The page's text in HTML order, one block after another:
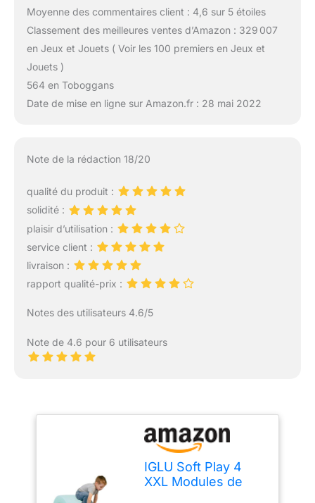
Moyenne des commentaires client : 4,6 sur 5 étoiles
Classement des meilleures ventes d’Amazon : 329 007
en Jeux et Jouets ( Voir les 100 premiers en Jeux et
Jouets )
564 en Toboggans
Date de mise en ligne sur Amazon.fr : 28 mai 2022
Note de la rédaction 18/20
qualité du produit :
solidité :
plaisir d’utilisation :
service client :
livraison :
rapport qualité-prix :
Notes des utilisateurs 4.6/5
Note de 4.6 pour 6 utilisateurs
IGLU Soft Play 4
XXL Modules de